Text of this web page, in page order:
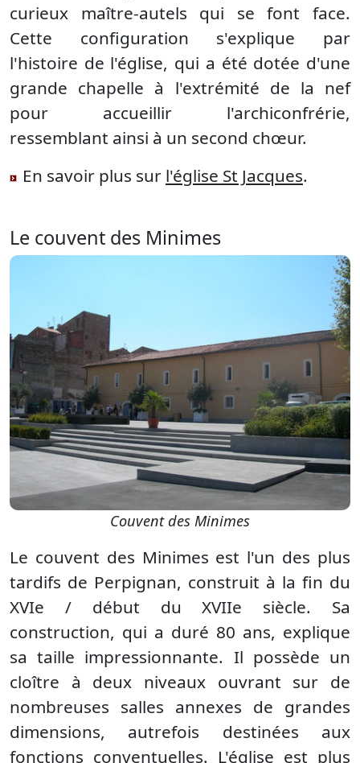
curieux maître-autels qui se font face.
Cette configuration s'explique par
l'histoire de l'église, qui a été dotée d'une
grande chapelle à l'extrémité de la nef
pour accueillir l'archiconfrérie,
ressemblant ainsi à un second chœur.
En savoir plus sur l'église St Jacques.
Le couvent des Minimes
Couvent des Minimes
Le couvent des Minimes est l'un des plus
tardifs de Perpignan, construit à la fin du
XVIe / début du XVIIe siècle. Sa
construction, qui a duré 80 ans, explique
sa taille impressionnante. Il possède un
cloître à deux niveaux ouvrant sur de
nombreuses salles annexes de grandes
dimensions, autrefois destinées aux
fonctions conventuelles. L'église est plus